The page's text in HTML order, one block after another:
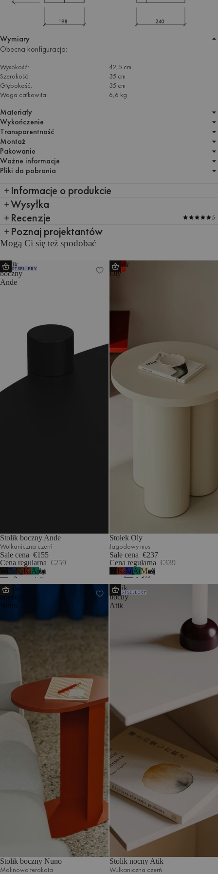
Wymiary
Obecna konfiguracja:
Wysokość:
42,5 cm
Szerokość:
35 cm
Głębokość:
35 cm
Waga całkowita:
6,6 kg
Materiały
Wykończenie
Transparentność
Montaż
Pakowanie
Ważne informacje
Pliki do pobrania
Informacje o produkcie
Wysyłka
Recenzje
5
Poznaj projektantów
Mogą Ci się też spodobać
Stolik
boczny
Ande
BESTSELLERY
Stolik boczny Ande
Wulkaniczna czerń
Sale cena €155
Cena regularna €259
Wulkaniczna
czerń
Bałtycki
granat
Kakaowy
brąz
Kasztanowa
czerwień
Arbuzowa
zieleń
4
Stołek
Oly
Stołek Oly
Jagodowy mus
Sale cena €237
Cena regularna €339
Wulkaniczna
czerń
Kasztanowa
czerwień
Jagodowy
mus
Arbuzowa
zieleń
Maślany
żółty
1
Stolik
boczny
Nuno
Stolik boczny Nuno
Malinowa terakota
Stolik
nocny
Atik
BESTSELLERY
Stolik nocny Atik
Wulkaniczna czerń